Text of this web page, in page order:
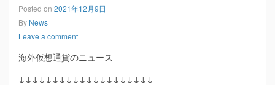
Posted on 2021年12月9日
By News
Leave a comment
海外仮想通貨のニュース
↓↓↓↓↓↓↓↓↓↓↓↓↓↓↓↓↓↓↓↓